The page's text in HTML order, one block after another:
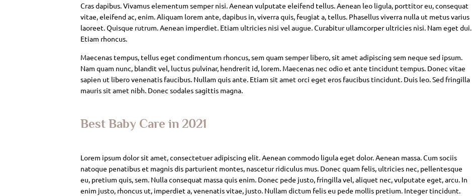
Cras dapibus. Vivamus elementum semper nisi. Aenean vulputate eleifend tellus. Aenean leo ligula, porttitor eu, consequat
vitae, eleifend ac, enim. Aliquam lorem ante, dapibus in, viverra quis, feugiat a, tellus. Phasellus viverra nulla ut metus varius
laoreet. Quisque rutrum. Aenean imperdiet. Etiam ultricies nisi vel augue. Curabitur ullamcorper ultricies nisi. Nam eget dui.
Etiam rhoncus.
Maecenas tempus, tellus eget condimentum rhoncus, sem quam semper libero, sit amet adipiscing sem neque sed ipsum.
Nam quam nunc, blandit vel, luctus pulvinar, hendrerit id, lorem. Maecenas nec odio et ante tincidunt tempus. Donec vitae
sapien ut libero venenatis faucibus. Nullam quis ante. Etiam sit amet orci eget eros faucibus tincidunt. Duis leo. Sed fringilla
mauris sit amet nibh. Donec sodales sagittis magna.
Best Baby Care in 2021
Lorem ipsum dolor sit amet, consectetuer adipiscing elit. Aenean commodo ligula eget dolor. Aenean massa. Cum sociis
natoque penatibus et magnis dis parturient montes, nascetur ridiculus mus. Donec quam felis, ultricies nec, pellentesque
eu, pretium quis, sem. Nulla consequat massa quis enim. Donec pede justo, fringilla vel, aliquet nec, vulputate eget, arcu. In
enim justo, rhoncus ut, imperdiet a, venenatis vitae, justo. Nullam dictum felis eu pede mollis pretium. Integer tincidunt.